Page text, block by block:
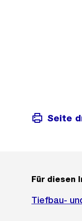
Seite
Für diesen
Tiefbau-